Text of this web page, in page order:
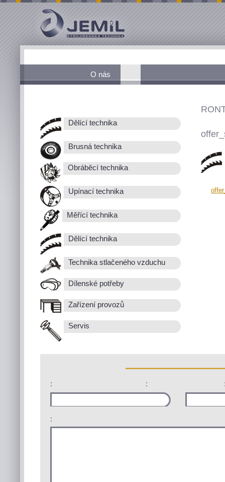
O nás
Dělící technika
Brusná technika
Obráběcí technika
Upínací technika
Měřící technika
Dělící technika
Technika stlačeného vzduchu
Dílenské potřeby
Zařízení provozů
Servis
: :
: